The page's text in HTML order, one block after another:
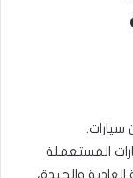
المستعملة
والجيدة،